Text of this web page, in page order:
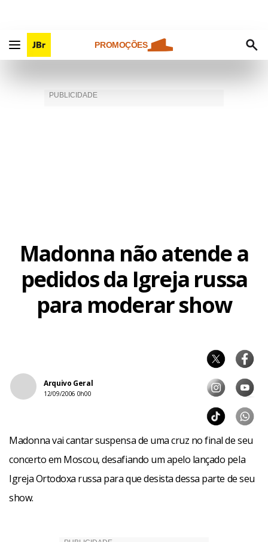
PROMOÇÕES
Madonna não atende a
pedidos da Igreja russa
para moderar show
Arquivo Geral
12/09/2006 0h00
Madonna vai cantar suspensa de uma cruz no final de seu
concerto em Moscou, desafiando um apelo lançado pela
Igreja Ortodoxa russa para que desista dessa parte de seu
show.